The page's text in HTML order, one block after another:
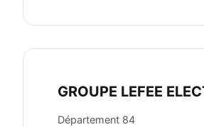
GROUPE LEFEE
Département 84